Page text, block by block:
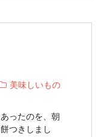
美味しいもの
ったのを、朝
つきしまし